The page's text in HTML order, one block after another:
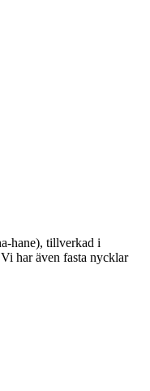
hane), tillverkad i
har även fasta nycklar